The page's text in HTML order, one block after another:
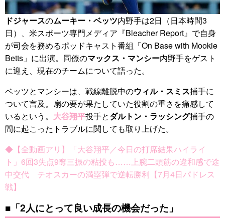
ドジャースのムーキー・ベッツ内野手は2日（日本時間3
日）、米スポーツ専門メディア『Bleacher Report』で自身
が司会を務めるポッドキャスト番組「On Base with Mookie
Betts」に出演。同僚のマックス・マンシー内野手をゲスト
に迎え、現在のチームについて語った。
ベッツとマンシーは、戦線離脱中のウィル・スミス捕手に
ついて言及。扇の要が果たしていた役割の重さを痛感して
いるという。 大谷翔平投手とダルトン・ラッシング捕手の
間に起こったトラブルに関しても取り上げた。
◆【全動画アリ】「大谷翔平／今日の打席結果ハイライ
ト」6回3失点9奪三振の粘投も……上腕二頭筋の違和感で途
中交代 テオスカーの満塁弾で逆転勝利【7月4日パドレス
戦】
■「2人にとって良い成長の機会だった」